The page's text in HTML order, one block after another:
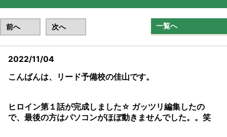
前へ 次へ 一覧へ
2022/11/04
こんばんは、リード予備校の佳山です。
ヒロイン第１話が完成しました☆ ガッツリ編集したの
で、最後の方はパソコンがほぼ動きませんでした。。笑